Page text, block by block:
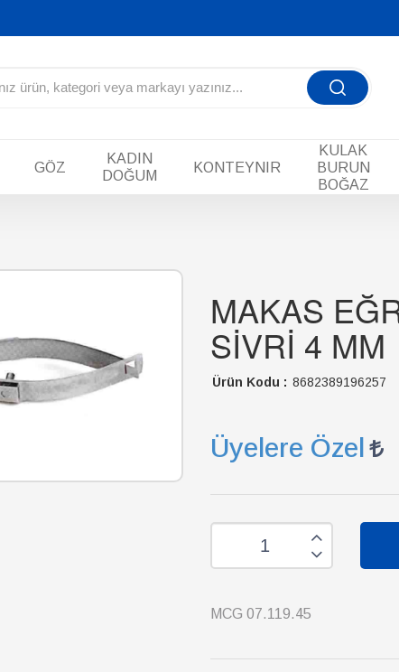
GÖZ
KADIN
DOĞUM
KONTEYNIR
KULAK
BURUN
BOĞAZ
MAKAS
SİVRİ 4 MM
Ürün Kodu : 8682389196257
Üyelere Özel
MCG 07.119.45